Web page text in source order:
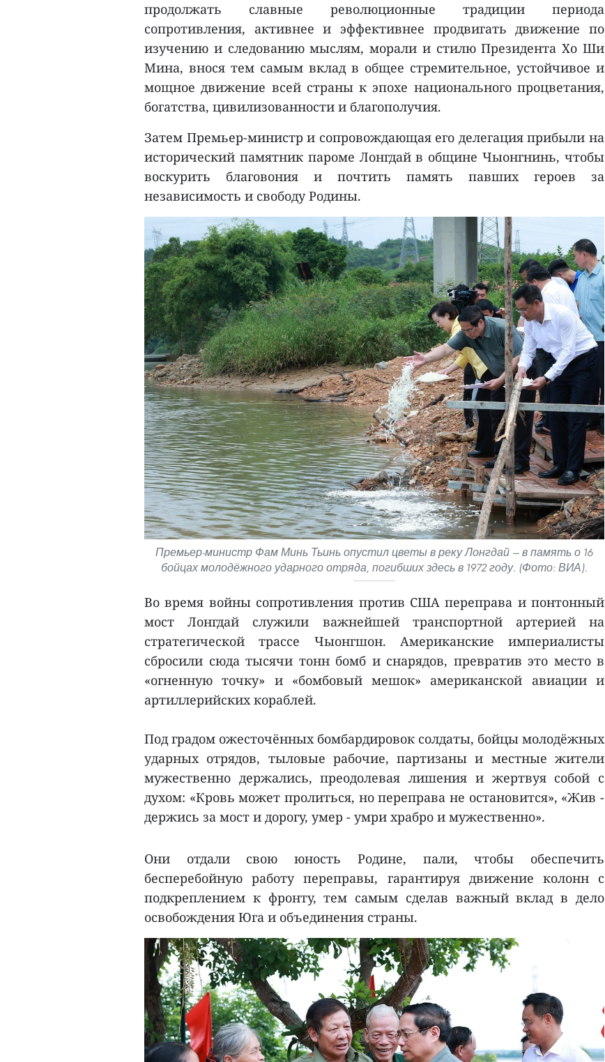
продолжать славные революционные традиции периода
сопротивления, активнее и эффективнее продвигать движение по
изучению и следованию мыслям, морали и стилю Президента Хо Ши
Мина, внося тем самым вклад в общее стремительное, устойчивое и
мощное движение всей страны к эпохе национального процветания,
богатства, цивилизованности и благополучия.
Затем Премьер-министр и сопровождающая его делегация прибыли на
исторический памятник пароме Лонгдай в общине Чыонгнинь, чтобы
воскурить благовония и почтить память павших героев за
независимость и свободу Родины.
Премьер-министр Фам Минь Тьинь опустил цветы в реку Лонгдай — в память о 16
бойцах молодёжного ударного отряда, погибших здесь в 1972 году. (Фото: ВИА).
Во время войны сопротивления против США переправа и понтонный
мост Лонгдай служили важнейшей транспортной артерией на
стратегической трассе Чыонгшон. Американские империалисты
сбросили сюда тысячи тонн бомб и снарядов, превратив это место в
«огненную точку» и «бомбовый мешок» американской авиации и
артиллерийских кораблей.
Под градом ожесточённых бомбардировок солдаты, бойцы молодёжных
ударных отрядов, тыловые рабочие, партизаны и местные жители
мужественно держались, преодолевая лишения и жертвуя собой с
духом: «Кровь может пролиться, но переправа не остановится», «Жив -
держись за мост и дорогу, умер - умри храбро и мужественно».
Они отдали свою юность Родине, пали, чтобы обеспечить
бесперебойную работу переправы, гарантируя движение колонн с
подкреплением к фронту, тем самым сделав важный вклад в дело
освобождения Юга и объединения страны.